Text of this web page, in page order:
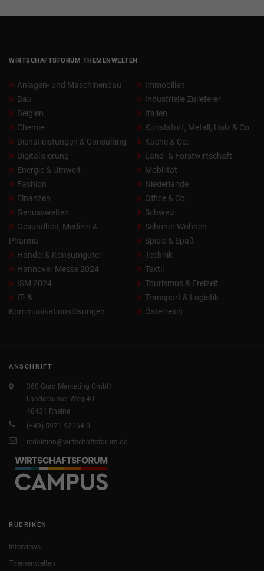
WIRTSCHAFTSFORUM THEMENWELTEN
Anlagen- und Maschinenbau
Bau
Belgien
Chemie
Dienstleistungen & Consulting
Digitalisierung
Energie & Umwelt
Fashion
Finanzen
Genusswelten
Gesundheit, Medizin &
Pharma
Handel & Konsumgüter
Hannover Messe 2024
ISM 2024
IT- &
Kommunikationslösungen
Immobilien
Industrielle Zulieferer
Italien
Kunststoff, Metall, Holz & Co.
Küche & Co.
Land- & Forstwirtschaft
Mobilität
Niederlande
Office & Co.
Schweiz
Schöner Wohnen
Spiele & Spaß
Technik
Textil
Tourismus & Freizeit
Transport & Logistik
Österreich
ANSCHRIFT
360 Grad Marketing GmbH
Landersumer Weg 40
48431 Rheine
(+49) 5971 92164-0
redaktion@wirtschaftsforum.de
RUBRIKEN
Interviews
Themenwelten